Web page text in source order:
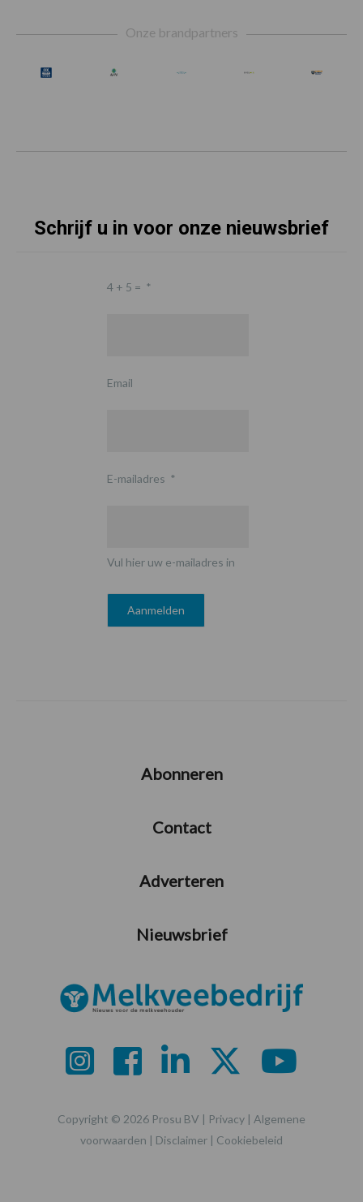
Onze brandpartners
Schrijf u in voor onze nieuwsbrief
4 + 5 = *
Email
E-mailadres *
Vul hier uw e-mailadres in
Abonneren
Contact
Adverteren
Nieuwsbrief
Copyright © 2026 Prosu BV | Privacy | Algemene
voorwaarden | Disclaimer | Cookiebeleid